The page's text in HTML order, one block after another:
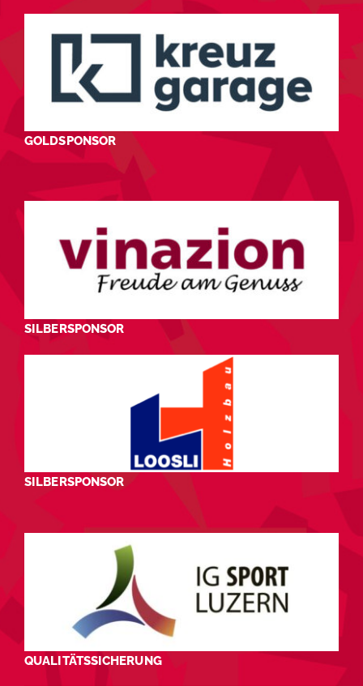
GOLDSPONSOR
SILBERSPONSOR
SILBERSPONSOR
QUALITÄTSSICHERUNG